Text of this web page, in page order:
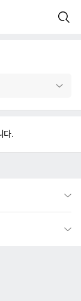
다.